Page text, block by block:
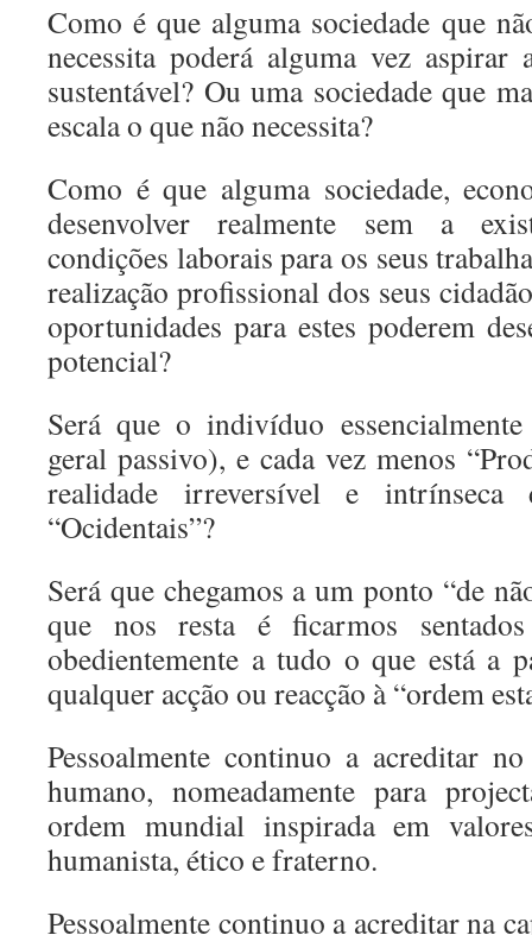
Como é que alguma sociedade que
necessita poderá alguma vez aspirar
sustentável? Ou uma sociedade que
escala o que não necessita?
Como é que alguma sociedade,
desenvolver realmente sem a
condições laborais para os seus
realização profissional dos seus
oportunidades para estes poderem
potencial?
Será que o indivíduo
geral passivo), e cada vez menos
realidade irreversível e intrínseca
“Ocidentais”?
Será que chegamos a um ponto “de
que nos resta é ficarmos
obedientemente a tudo o que está a
qualquer acção ou reacção à “ordem
Pessoalmente continuo a acreditar
humano, nomeadamente para
ordem mundial inspirada em
humanista, ético e fraterno.
Pessoalmente continuo a acreditar na